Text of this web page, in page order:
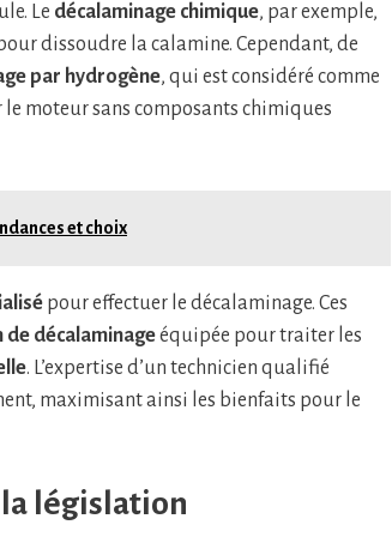
Le décalaminage chimique, par exemple,
dissoudre la calamine. Cependant, de
par hydrogène, qui est considéré comme
moteur sans composants chimiques
et choix
pour effectuer le décalaminage. Ces
de décalaminageéquipée pour traiter les
. L’expertise d’un technicien qualifié
maximisant ainsi les bienfaits pour le
législation